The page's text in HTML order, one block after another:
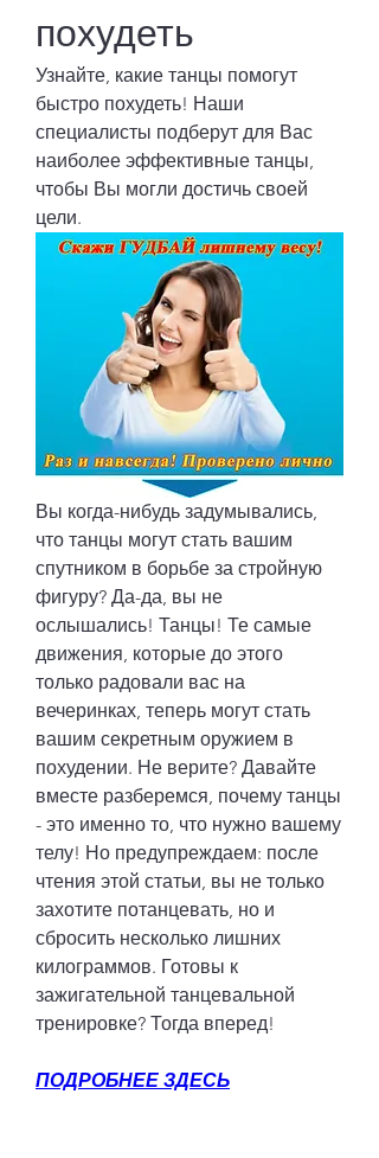
похудеть
Узнайте, какие танцы помогут
быстро похудеть! Наши
специалисты подберут для Вас
наиболее эффективные танцы,
чтобы Вы могли достичь своей
цели.
Вы когда-нибудь задумывались,
что танцы могут стать вашим
спутником в борьбе за стройную
фигуру? Да-да, вы не
ослышались! Танцы! Те самые
движения, которые до этого
только радовали вас на
вечеринках, теперь могут стать
вашим секретным оружием в
похудении. Не верите? Давайте
вместе разберемся, почему танцы
- это именно то, что нужно вашему
телу! Но предупреждаем: после
чтения этой статьи, вы не только
захотите потанцевать, но и
сбросить несколько лишних
килограммов. Готовы к
зажигательной танцевальной
тренировке? Тогда вперед!
ПОДРОБНЕЕ ЗДЕСЬ